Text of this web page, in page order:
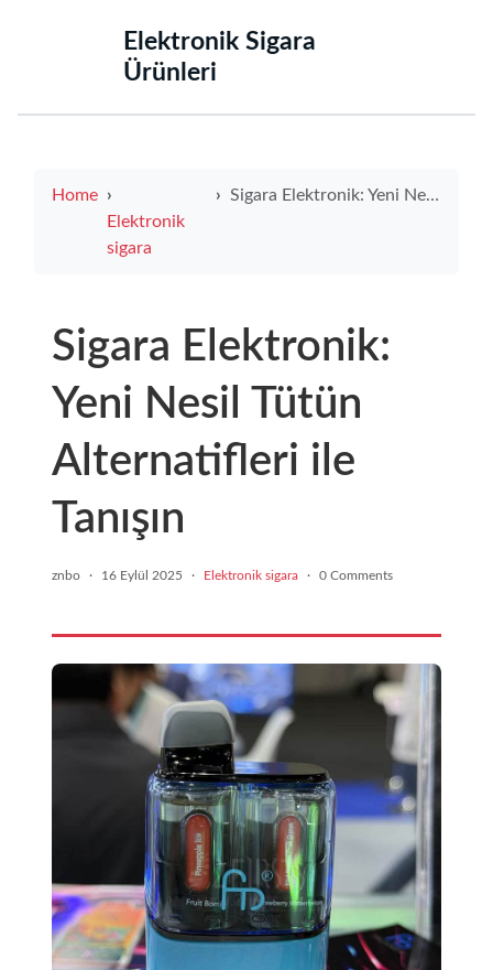
‌Elektronik Sigara
Ürünleri‌
Home
Elektronik
sigara
Sigara Elektronik: Yeni Nesil Tütün Alternatifleri ile Tanışın
Sigara Elektronik:
Yeni Nesil Tütün
Alternatifleri ile
Tanışın
znbo · 16 Eylül 2025 · Elektronik sigara · 0 Comments